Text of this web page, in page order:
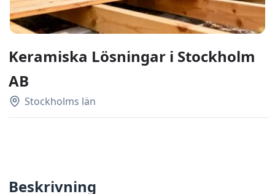
Keramiska Lösningar i Stockholm
AB
Stockholms län
Beskrivning